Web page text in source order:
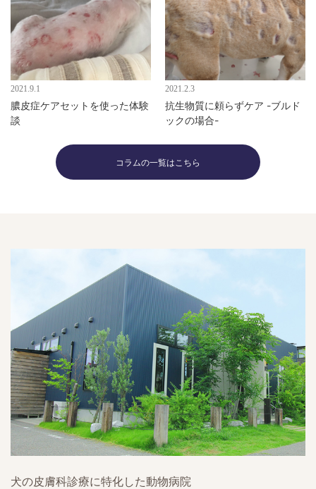
2021.9.1
膿皮症ケアセットを使った体験
談
2021.2.3
抗生物質に頼らずケア -ブルド
ックの場合-
コラムの一覧はこちら
犬の皮膚科診療に特化した動物病院